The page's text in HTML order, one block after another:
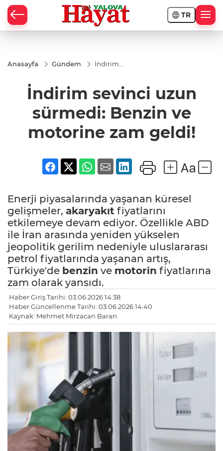
TR
Anasayfa Gündem
İndirim
sürmedi:
Benzin
motorine
zam
geldi!
İndirim sevinci uzun
sürmedi: Benzin ve
motorine zam geldi!
Enerji piyasalarında yaşanan küresel
gelişmeler, akaryakıt fiyatlarını
etkilemeye devam ediyor. Özellikle ABD
ile İran arasında yeniden yükselen
jeopolitik gerilim nedeniyle uluslararası
petrol fiyatlarında yaşanan artış,
Türkiye'de benzin ve motorin fiyatlarına
zam olarak yansıdı.
Haber Giriş Tarihi: 03.06.2026 14:38
Haber Güncellenme Tarihi: 03.06.2026 14:40
Kaynak: Mehmet Mirzacan Baran